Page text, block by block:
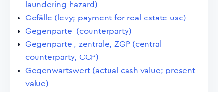
laundering hazard)
Gefälle (levy; payment for real estate use)
Gegenpartei (counterparty)
Gegenpartei, zentrale, ZGP (central
counterparty, CCP)
Gegenwartswert (actual cash value; present
value)